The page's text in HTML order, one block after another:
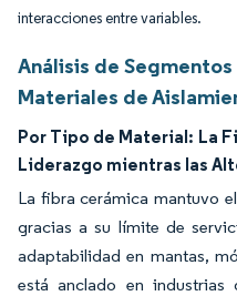
interacciones entre variables.
Análisis de
Materiales de
Por Tipo de Material: La
Liderazgo mientras las
La fibra cerámica mantuvo
gracias a su límite de
adaptabilidad en mantas,
está anclado en